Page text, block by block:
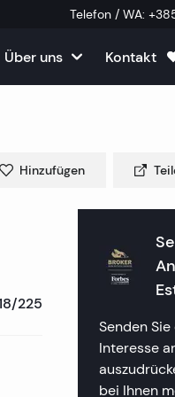
Telefon / WA:
in Split
in Rogoznica
in Primosten
in Crikvenica
Verkauf in Kroatien
in Kroatien
Über uns
ein externer Mitarbeiter
Fragen
Kontakt
225
Hinzufügen
Senden
Interesse
bei Ihnen